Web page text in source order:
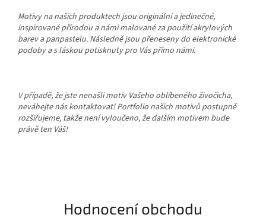
Motivy na našich produktech jsou originální a jedinečné,
inspirované přírodou a námi malované za použití akrylových
barev a panpastelu. Následně jsou přeneseny do elektronické
podoby a s láskou potisknuty pro Vás přímo námi.
V případě, že jste nenašli motiv Vašeho oblíbeného živočicha,
neváhejte nás kontaktovat! Portfolio našich motivů postupně
rozšiřujeme, takže není vyloučeno, že dalším motivem bude
právě ten Váš!
Hodnocení obchodu